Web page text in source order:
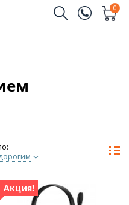
(044)
0
Акция!